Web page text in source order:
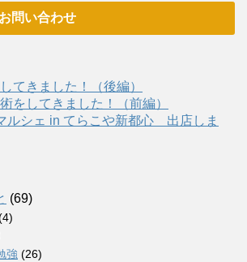
問い合わせ
てきました！（後編）
をしてきました！（前編）
ルシェ in てらこや新都心 出店しま
(69)
強 (26)